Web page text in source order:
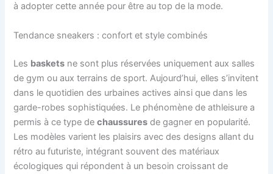
à adopter cette année pour être au top de la mode.
Tendance sneakers : confort et style combinés
Les baskets ne sont plus réservées uniquement aux salles
de gym ou aux terrains de sport. Aujourd’hui, elles s’invitent
dans le quotidien des urbaines actives ainsi que dans les
garde-robes sophistiquées. Le phénomène de athleisure a
permis à ce type dechaussures de gagner en popularité.
Les modèles varient les plaisirs avec des designs allant du
rétro au futuriste, intégrant souvent des matériaux
écologiques qui répondent à un besoin croissant de